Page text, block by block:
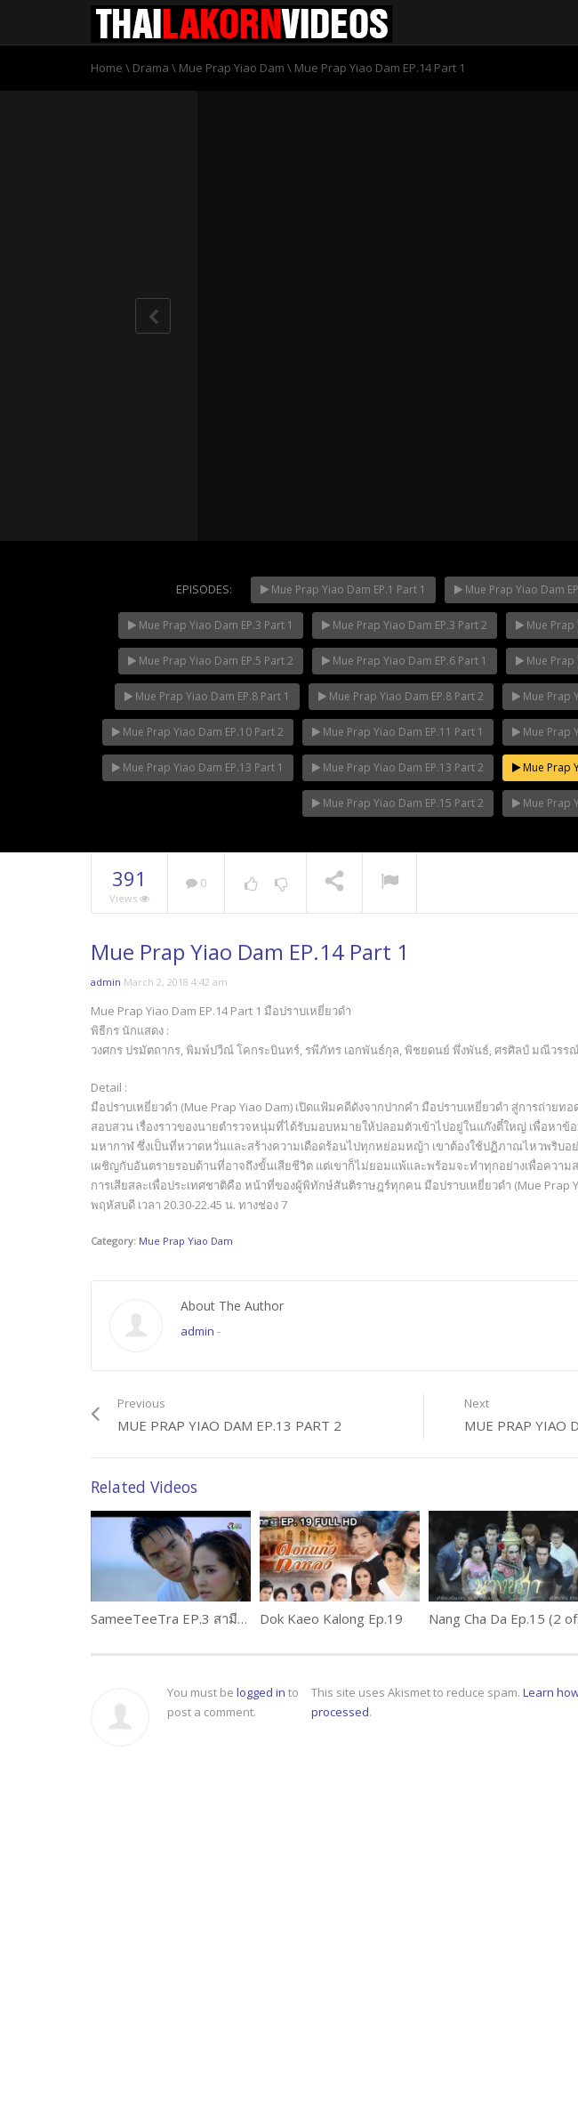
Home \ Drama \ Mue Prap Yiao Dam \ Mue Prap Yiao Dam EP.14 Part 1
NOW PLAYING Mani Nakha Ep.14 Mani
EPISODES: Mue Prap Yiao Dam EP.1 Part 1 Mue Prap Yiao Dam
Mue Prap Yiao Dam EP.3 Part 1 Mue Prap Yiao Dam EP.3 Part 2 Mue Prap
Mue Prap Yiao Dam EP.5 Part 2 Mue Prap Yiao Dam EP.6 Part 1 Mue Prap
Mue Prap Yiao Dam EP.8 Part 1 Mue Prap Yiao Dam EP.8 Part 2 Mue Prap
Mue Prap Yiao Dam EP.10 Part 2 Mue Prap Yiao Dam EP.11 Part 1 Mue Prap
Mue Prap Yiao Dam EP.13 Part 1 Mue Prap Yiao Dam EP.13 Part 2 Mue Prap
Mue Prap Yiao Dam EP.15 Part 2 Mue Prap
391
Views
0
Mue Prap Yiao Dam EP.14 Part 1
admin March 2, 2018 4:42 am
Mue Prap Yiao Dam EP.14 Part 1 มือปราบเหยี่ยวดำ
พิธีกร นักแสดง :
วงศกร ปรมัตถากร, พิมพ์ปวีณ์ โคกระบินทร์, รพีภัทร เอกพันธ์กุล, พิชยดนย์ พึ่งพันธ์, ศรศิลป์ มณีวรร
Detail :
มือปราบเหยี่ยวดำ (Mue Prap Yiao Dam) เปิดแฟ้มคดีดังจากปากคำ มือปราบเหยี่ยวดำ สู่การถ่าย
สอบสวน เรื่องราวของนายตำรวจหนุ่มที่ได้รับมอบหมายให้ปลอมตัวเข้าไปอยู่ในแก๊งตี๋ใหญ่ เพื่อหา
มหากาฬ ซึ่งเป็นที่หวาดหวั่นและสร้างความเดือดร้อนไปทุกหย่อมหญ้า เขาต้องใช้ปฏิภาณไหวพริบอ
เผชิญกับอันตรายรอบด้านที่อาจถึงขั้นเสียชีวิต แต่เขาก็ไม่ยอมแพ้และพร้อมจะทำทุกอย่างเพื่อความ
การเสียสละเพื่อประเทศชาติคือ หน้าที่ของผู้พิทักษ์สันติราษฎร์ทุกคน มือปราบเหยี่ยวดำ (Mue Prap
พฤหัสบดี เวลา 20.30-22.45 น. ทางช่อง 7
Category: Mue Prap Yiao Dam
About The Author
admin -
Previous
MUE PRAP YIAO DAM EP.13 PART 2
Next
MUE PRAP YIAO
Related Videos
SameeTeeTra EP.3 สามีตีตรา Dok Kaeo Kalong Ep.19
You must be logged in to
post a comment.
This site uses Akismet to reduce spam. Learn
processed.